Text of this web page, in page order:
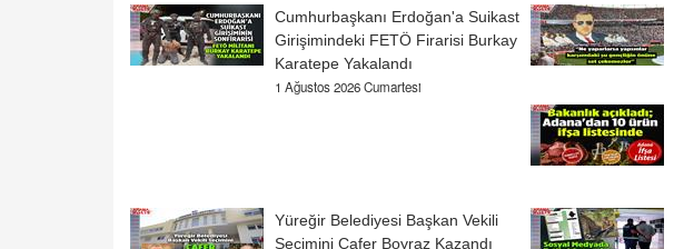
Cumhurbaşkanı Erdoğan'a Suikast
Girişimindeki FETÖ Firarisi Burkay
Karatepe Yakalandı
1 Ağustos 2026 Cumartesi
Yüreğir Belediyesi Başkan Vekili
Seçimini Cafer Boyraz Kazandı